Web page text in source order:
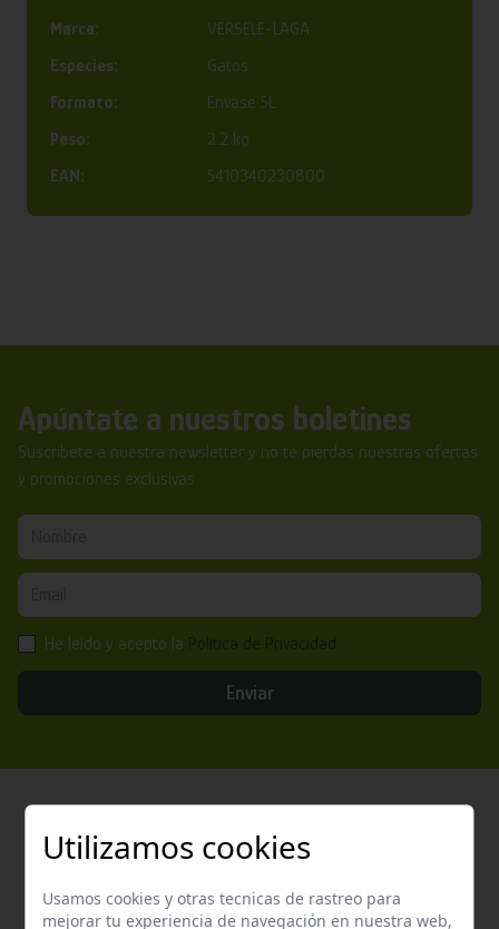
Marca:
VERSELE-LAGA
Especies:
Gatos
Formato:
Envase 5L
Peso:
2.2 kg
EAN:
5410340230800
Apúntate a nuestros boletines
Suscríbete a nuestra newsletter y no te pierdas nuestras ofertas
y promociones exclusivas.
He leído y acepto la
Enviar
Atención al cliente
Contacta con nosotros y te garantizamos que te
Utilizamos cookies
Usamos cookies y otras tecnicas de rastreo para
mejorar tu experiencia de navegación en nuestra web,